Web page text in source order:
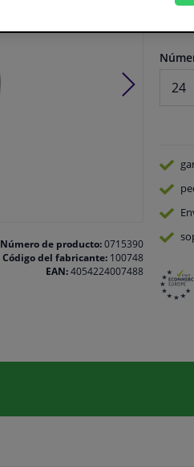
Número de producto:0715390
Código del fabricante:100748
EAN:4054224007488